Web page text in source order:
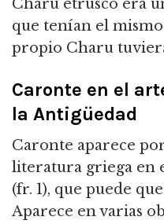
Charu etrusco era
que tenían el
propio Charu
Caronte en el
la Antigüedad
Caronte aparece
literatura griega en
(fr. 1), que puede
Aparece en varias